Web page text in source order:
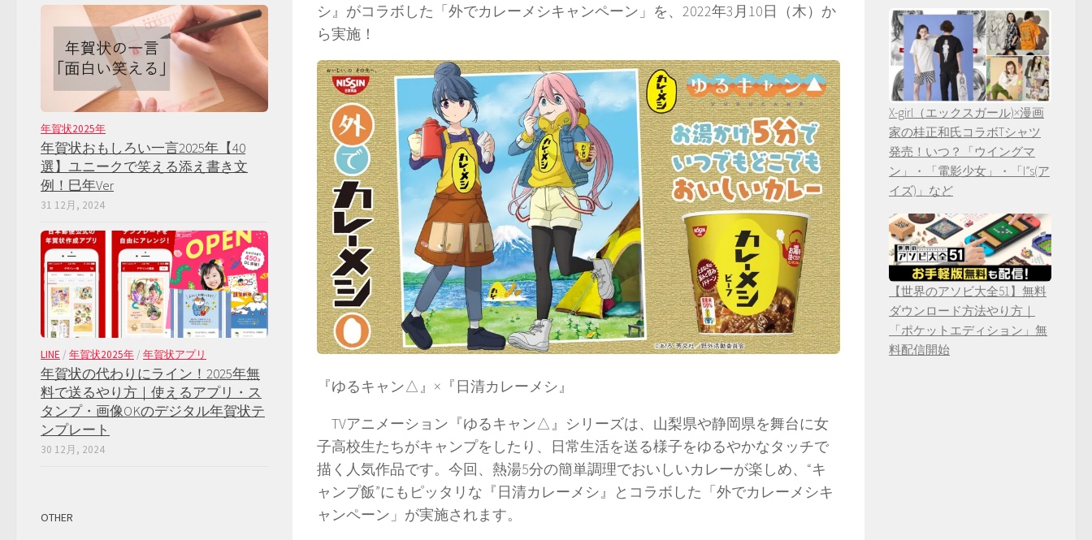
シ』がコラボした「外でカレーメシキャンペーン」を、2022年3月10日（木）か
ら実施！
『ゆるキャン△』×『日清カレーメシ』
TVアニメーション『ゆるキャン△』シリーズは、山梨県や静岡県を舞台に女
子高校生たちがキャンプをしたり、日常生活を送る様子をゆるやかなタッチで
描く人気作品です。今回、熱湯5分の簡単調理でおいしいカレーが楽しめ、“キ
ャンプ飯”にもピッタリな『日清カレーメシ』とコラボした「外でカレーメシキ
ャンペーン」が実施されます。
年賀状2025年
年賀状おもしろい一言2025年【40
選】ユニークで笑える添え書き文
例！巳年Ver
31 12月, 2024
LINE / 年賀状2025年 / 年賀状アプリ
年賀状の代わりにライン！2025年無
料で送るやり方｜使えるアプリ・ス
タンプ・画像OKのデジタル年賀状テ
ンプレート
30 12月, 2024
OTHER
X-girl（エックスガール)×漫画
家の桂正和氏コラボTシャツ
発売！いつ？「ウイングマ
ン」・「電影少女」・「I”s(ア
イズ)」など
【世界のアソビ大全51】無料
ダウンロード方法やり方｜
「ポケットエディション」無
料配信開始